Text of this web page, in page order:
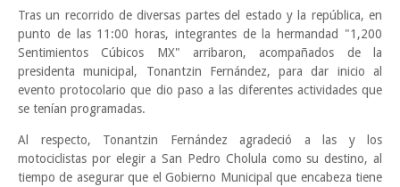
Tras un recorrido de diversas partes del estado y la república, en
punto de las 11:00 horas, integrantes de la hermandad "1,200
Sentimientos Cúbicos MX" arribaron, acompañados de la
presidenta municipal, Tonantzin Fernández, para dar inicio al
evento protocolario que dio paso a las diferentes actividades que
se tenían programadas.
Al respecto, Tonantzin Fernández agradeció a las y los
motociclistas por elegir a San Pedro Cholula como su destino, al
tiempo de asegurar que el Gobierno Municipal que encabeza tiene